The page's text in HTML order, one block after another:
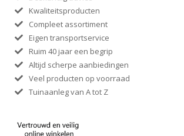
Kwaliteitsproducten
Compleet assortiment
Eigen transportservice
Ruim 40 jaar een begrip
Altijd scherpe aanbiedingen
Veel producten op voorraad
Tuinaanleg van A tot Z